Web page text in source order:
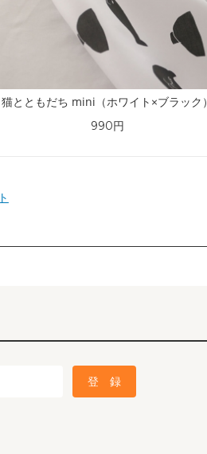
猫とともだち mini（ホワイト×ブラック）
990円